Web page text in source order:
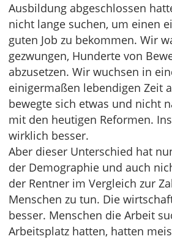
Ausbildung abgeschlossen
nicht lange suchen, um einen
guten Job zu bekommen. Wir
gezwungen, Hunderte von
abzusetzen. Wir wuchsen in
einigermaßen lebendigen Zeit
bewegte sich etwas und nicht
mit den heutigen Reformen.
wirklich besser.
Aber dieser Unterschied hat
der Demographie und auch
der Rentner im Vergleich zur
Menschen zu tun. Die
besser. Menschen die Arbeit
Arbeitsplatz hatten, hatten